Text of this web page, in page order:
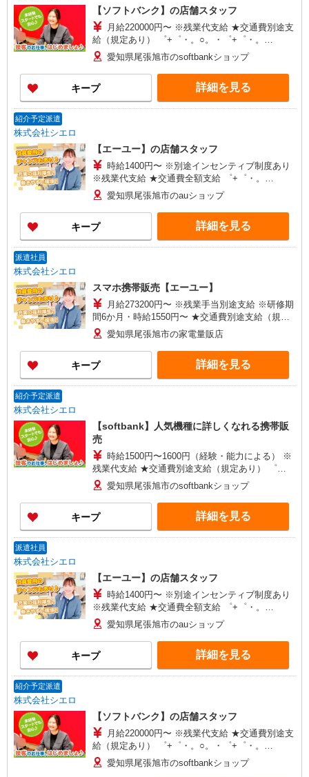
【ソフトバンク】の店舗スタッフ
月給220000円〜 ※残業代支給 ★交通費別途支
給（規定あり） ゜+゜・。○。・゜+゜・。
○。・゜+゜ 入社祝い金10万円支給(規定有) お友達
を紹介頂くと, インセンティブ支給(規定有) ゜・。
○。・゜+゜・。○。・゜+゜
愛知県尾張旭市のsoftbankショップ
キープ 詳細を見る
紹介予定派遣
株式会社シエロ
【エーユー】の店舗スタッフ
時給1400円〜 ※別途インセンティブ制度あり
※残業代支給 ★交通費全額支給 ゜+゜・。
○。・゜+゜・。○。・゜+゜ 入社祝い金10万円支
給(規定有) お友達を紹介頂くと, インセンティブ支
給(規定有) ★月2回払い・週払い可能（規程有）★
゜・。○。・゜+゜・。○。・゜+゜
愛知県尾張旭市のauショップ
キープ 詳細を見る
派遣社員
株式会社シエロ
スマホ携帯販売【エーユー】
月給273200円〜 ※残業手当別途支給 ※研修期
間6か月・時給1550円〜 ★交通費別途支給（規定
あり） ゜+゜・。○。・゜+゜・。○。・゜+゜ 入
社祝い金10万円支給(規定有) お友達を紹介頂くと,
インセンティブ支給(規定有) ゜・。○。・゜
+゜・。○。・゜+゜
愛知県尾張旭市の家電量販店
キープ 詳細を見る
紹介予定派遣
株式会社シエロ
【softbank】人気機種に詳しくなれる携帯販
売
時給1500円〜1600円（経験・能力による） ※
残業代支給 ★交通費別途支給（規定あり） ゜
+゜・。○。・゜+゜・。○。・゜+゜ 入社祝い金10
万円支給(規定有) お友達を紹介頂くと, インセンテ
ィブ支給(規定有) ★月2回払い・週払い可能（規程
有）★ ゜・。○。・゜+゜・。○。・゜+゜
愛知県尾張旭市のsoftbankショップ
キープ 詳細を見る
派遣社員
株式会社シエロ
【エーユー】の店舗スタッフ
時給1400円〜 ※別途インセンティブ制度あり
※残業代支給 ★交通費全額支給 ゜+゜・。
○。・゜+゜・。○。・゜+゜ 入社祝い金10万円支
給(規定有) お友達を紹介頂くと, インセンティブ支
給(規定有) ★月2回払い・週払い可能（規程有）★
゜・。○。・゜+゜・。○。・゜+゜
愛知県尾張旭市のauショップ
キープ 詳細を見る
紹介予定派遣
株式会社シエロ
【ソフトバンク】の店舗スタッフ
月給220000円〜 ※残業代支給 ★交通費別途支
給（規定あり） ゜+゜・。○。・゜+゜・。
○。・゜+゜ 入社祝い金10万円支給(規定有) お友達
を紹介頂くと, インセンティブ支給(規定有) ゜・。
愛知県尾張旭市のsoftbankショップ